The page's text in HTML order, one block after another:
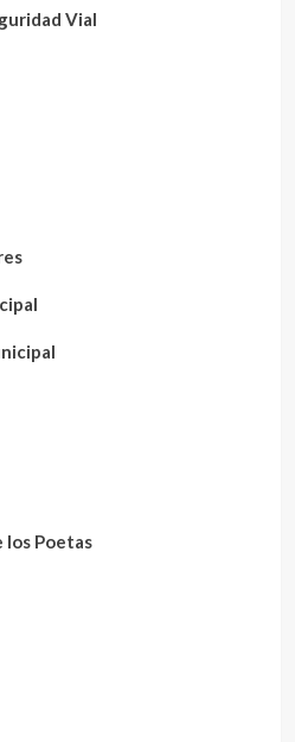
Vial
los Poetas